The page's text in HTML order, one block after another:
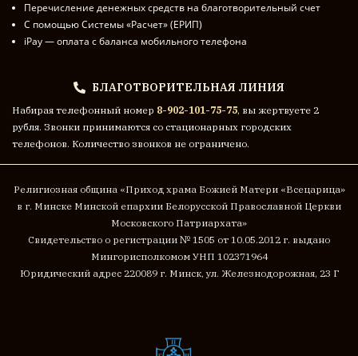
Перечисление денежных средств на благотворительный счет
С помощью Системы «Расчет» (ЕРИП)
iPay — оплата с баланса мобильного телефона
БЛАГОТВОРИТЕЛЬНАЯ ЛИНИЯ
Набирая телефонный номер 8-902-101-75-75, вы жертвуете 2
рубля. Звонки принимаются со стационарных городских
телефонов. Количество звонков не ограничено.
Религиозная община «Приход храма Божией Матери «Всецарица»
в г. Минске Минской епархии Белорусской Православной Церкви
Московского Патриархата»
Cвидетельство о регистрации № 1505 от 10.05.2012 г. выдано
Мингорисполкомом УНП 102371964
Юридический адрес 220089 г. Минск, ул. Железнодорожная, 23 Г